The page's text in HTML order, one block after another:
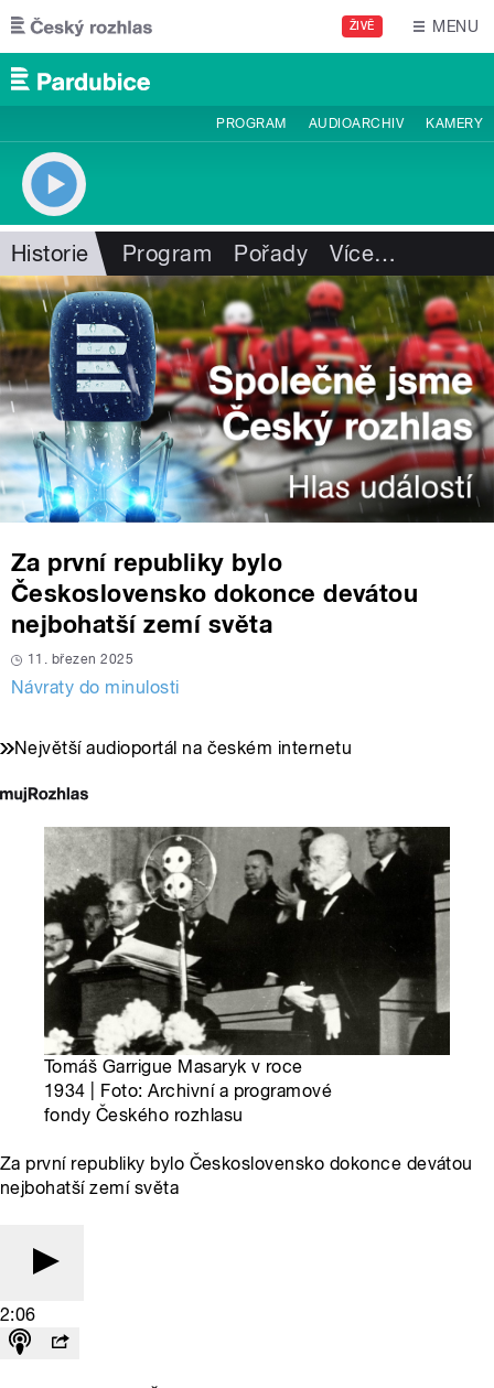
Přejít k hlavnímu obsahu
ŽIVĚ MENU
PROGRAM AUDIOARCHIV KAMERY
Historie Program Pořady Více…
Za první republiky bylo
Československo dokonce devátou
nejbohatší zemí světa
11. březen 2025
Návraty do minulosti
Největší audioportál na českém internetu
Tomáš Garrigue Masaryk v roce
1934 | Foto: Archivní a programové
fondy Českého rozhlasu
Za první republiky bylo Československo dokonce devátou
nejbohatší zemí světa
2:06